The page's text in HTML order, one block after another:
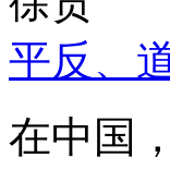
平反、
在中国